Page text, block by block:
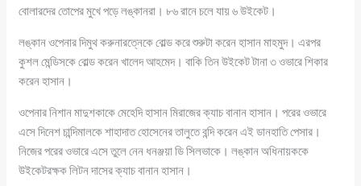
বোলারদের তোপের মুখে পড়ে লঙ্কানরা। ৮৬ রানে চলে যায় ৬ উইকেট।
লঙ্কান ওপেনার দিমুথ করুনারত্নেকে বোল্ড করে শুরুটা করেন হাসান মাহমুদ। এরপর
কুশল মেন্ডিসকে বোল্ড করেন খালেদ আহমেদ। বাকি তিন উইকেট টানা ৩ ওভারে শিকার
করেন হাসান।
ওপেনার নিশান মাদুশকাকে মেহেদি হাসান মিরাজের ক্যাচ বানান হাসান। পরের ওভারে
এসে দিনেশ চান্দিমালকে শাহাদাত হোসেনের তালুতে বন্দি করেন এই ডানহাতি পেসার।
নিজের পরের ওভারে এসে তুলে নেন ধনঞ্জয়া ডি সিলভাকে। লঙ্কান অধিনায়ককে
উইকেটরক্ষক লিটন দাসের ক্যাচ বানান হাসান।